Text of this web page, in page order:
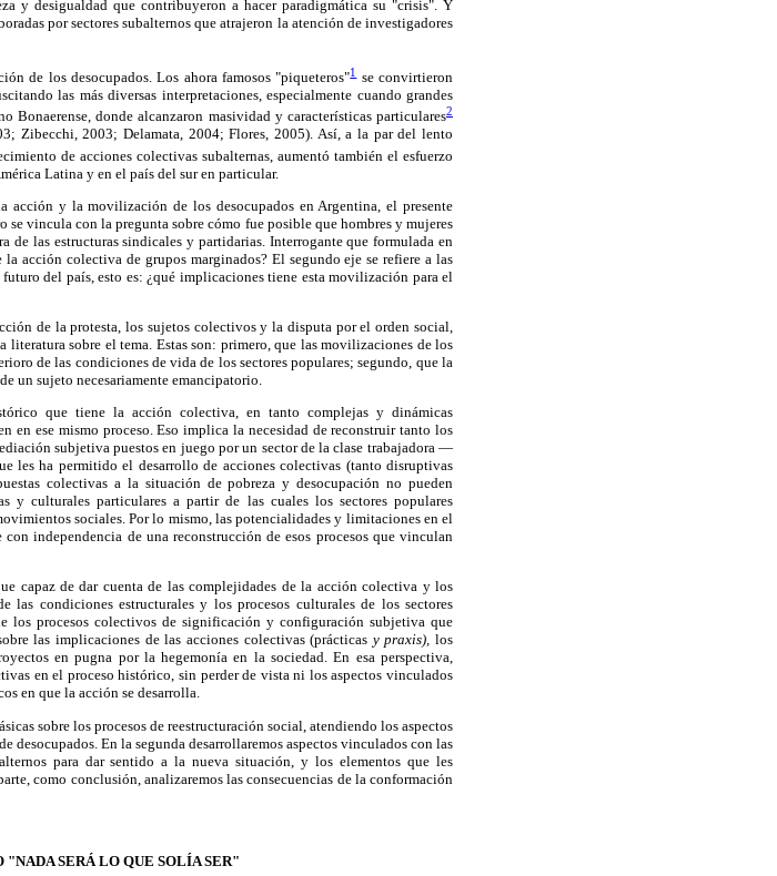
y desigualdad que contribuyeron a hacer paradigmática su "crisis". Y
por sectores subalternos que atrajeron la atención de investigadores
de los desocupados. Los ahora famosos "piqueteros"1se convirtieron
las más diversas interpretaciones, especialmente cuando grandes
Bonaerense, donde alcanzaron masividad y características particulares2
Zibecchi, 2003; Delamata, 2004; Flores, 2005). Así, a la par del lento
de acciones colectivas subalternas, aumentó también el esfuerzo
Latina y en el país del sur en particular.
y la movilización de los desocupados en Argentina, el presente
vincula con la pregunta sobre cómo fue posible que hombres y mujeres
las estructuras sindicales y partidarias. Interrogante que formulada en
acción colectiva de grupos marginados? El segundo eje se refiere a las
del país, esto es: ¿qué implicaciones tiene esta movilización para el
de la protesta, los sujetos colectivos y la disputa por el orden social,
literatura sobre el tema. Estas son: primero, que las movilizaciones de los
de las condiciones de vida de los sectores populares; segundo, que la
un sujeto necesariamente emancipatorio.
que tiene la acción colectiva, en tanto complejas y dinámicas
en ese mismo proceso. Eso implica la necesidad de reconstruir tanto los
subjetiva puestos en juego por un sector de la clase trabajadora —
les ha permitido el desarrollo de acciones colectivas (tanto disruptivas
colectivas a la situación de pobreza y desocupación no pueden
y culturales particulares a partir de las cuales los sectores populares
sociales. Por lo mismo, las potencialidades y limitaciones en el
independencia de una reconstrucción de esos procesos que vinculan
capaz de dar cuenta de las complejidades de la acción colectiva y los
las condiciones estructurales y los procesos culturales de los sectores
los procesos colectivos de significación y configuración subjetiva que
las implicaciones de las acciones colectivas (prácticas y praxis),los
en pugna por la hegemonía en la sociedad. En esa perspectiva,
en el proceso histórico, sin perder de vista ni los aspectos vinculados
en que la acción se desarrolla.
sobre los procesos de reestructuración social, atendiendo los aspectos
En la segunda desarrollaremos aspectos vinculados con las
para dar sentido a la nueva situación, y los elementos que les
como conclusión, analizaremos las consecuencias de la conformación
SERÁ LO QUE SOLÍA SER"